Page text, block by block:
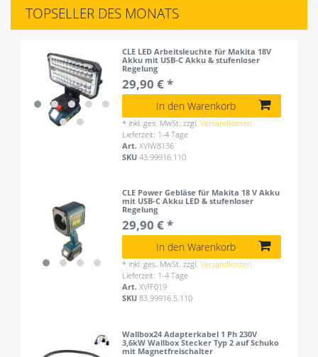
TOPSELLER DES MONATS
CLE LED Arbeitsleuchte für Makita 18V
Akku mit USB-C Akku & stufenloser
Regelung
29,90 € *
In den Warenkorb
* inkl. ges. MwSt. zzgl.Versandkosten
Lieferzeit: 1-4 Tage
Art.XVIW8136
SKU43.99916.110
CLE Power Gebläse für Makita 18 V Akku
mit USB-C Akku LED & stufenloser
Regelung
29,90 € *
In den Warenkorb
* inkl. ges. MwSt. zzgl.Versandkosten
Lieferzeit: 1-4 Tage
Art.XVIF019
SKU83.99916.5.110
Wallbox24 Adapterkabel 1 Ph 230V
3,6kW Wallbox Stecker Typ 2 auf Schuko
mit Magnetfreischalter